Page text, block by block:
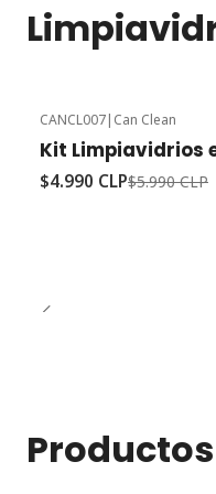
CANCL007| Can Clean
Kit Limpiavidrios
$4.990 CLP$5.990 CLP